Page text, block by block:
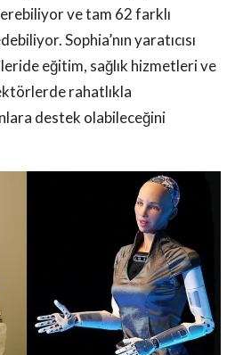
ve tam 62 farklı
Sophia’nın yaratıcısı
eğitim, sağlık hizmetleri ve
rahatlıkla
destek olabileceğini